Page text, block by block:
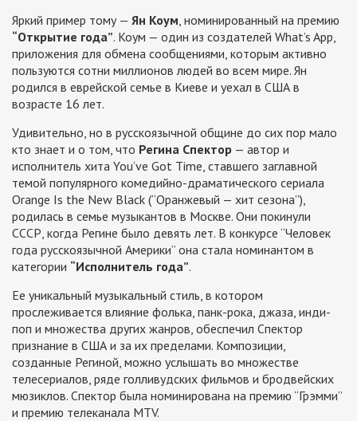
Яркий пример тому — Ян Коум , номинированный на премию
“Открытие года”. Коум — один из создателей What’s App,
приложения для обмена сообщениями, которым активно
пользуются сотни миллионов людей во всем мире. Ян
родился в еврейской семье в Киеве и уехал в США в
возрасте 16 лет.
Удивительно, но в русскоязычной общине до сих пор мало
кто знает и о том, что Регина Спектор — автор и
исполнитель хита You’ve Got Time, ставшего заглавной
темой популярного комедийно-драматического сериала
Orange Is the New Black (“Оранжевый — хит сезона”),
родилась в семье музыкантов в Москве. Они покинули
СССР, когда Регине было девять лет. В конкурсе “Человек
года русскоязычной Америки” она стала номинантом в
категории “Исполнитель года”.
Ее уникальный музыкальный стиль, в котором
прослеживается влияние фолька, панк-рока, джаза, инди-
поп и множества других жанров, обеспечил Спектор
признание в США и за их пределами. Композиции,
созданные Региной, можно услышать во множестве
телесериалов, ряде голливудских фильмов и бродвейских
мюзиклов. Спектор была номинирована на премию “Грэмми”
и премию телеканала МTV.